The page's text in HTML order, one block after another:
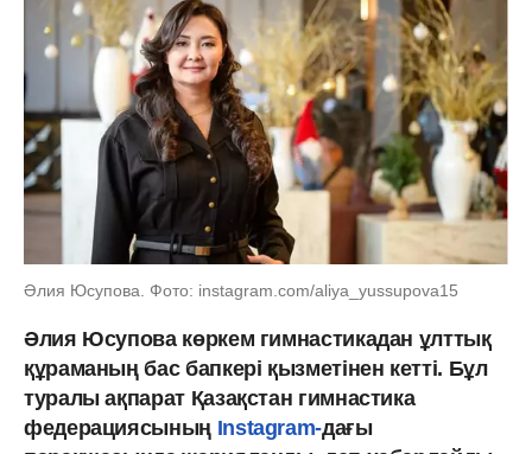
Әлия Юсупова. Фото: instagram.com/aliya_yussupova15
Әлия Юсупова көркем гимнастикадан ұлттық
құраманың бас бапкері қызметінен кетті. Бұл
туралы ақпарат Қазақстан гимнастика
федерациясының Instagram-дағы